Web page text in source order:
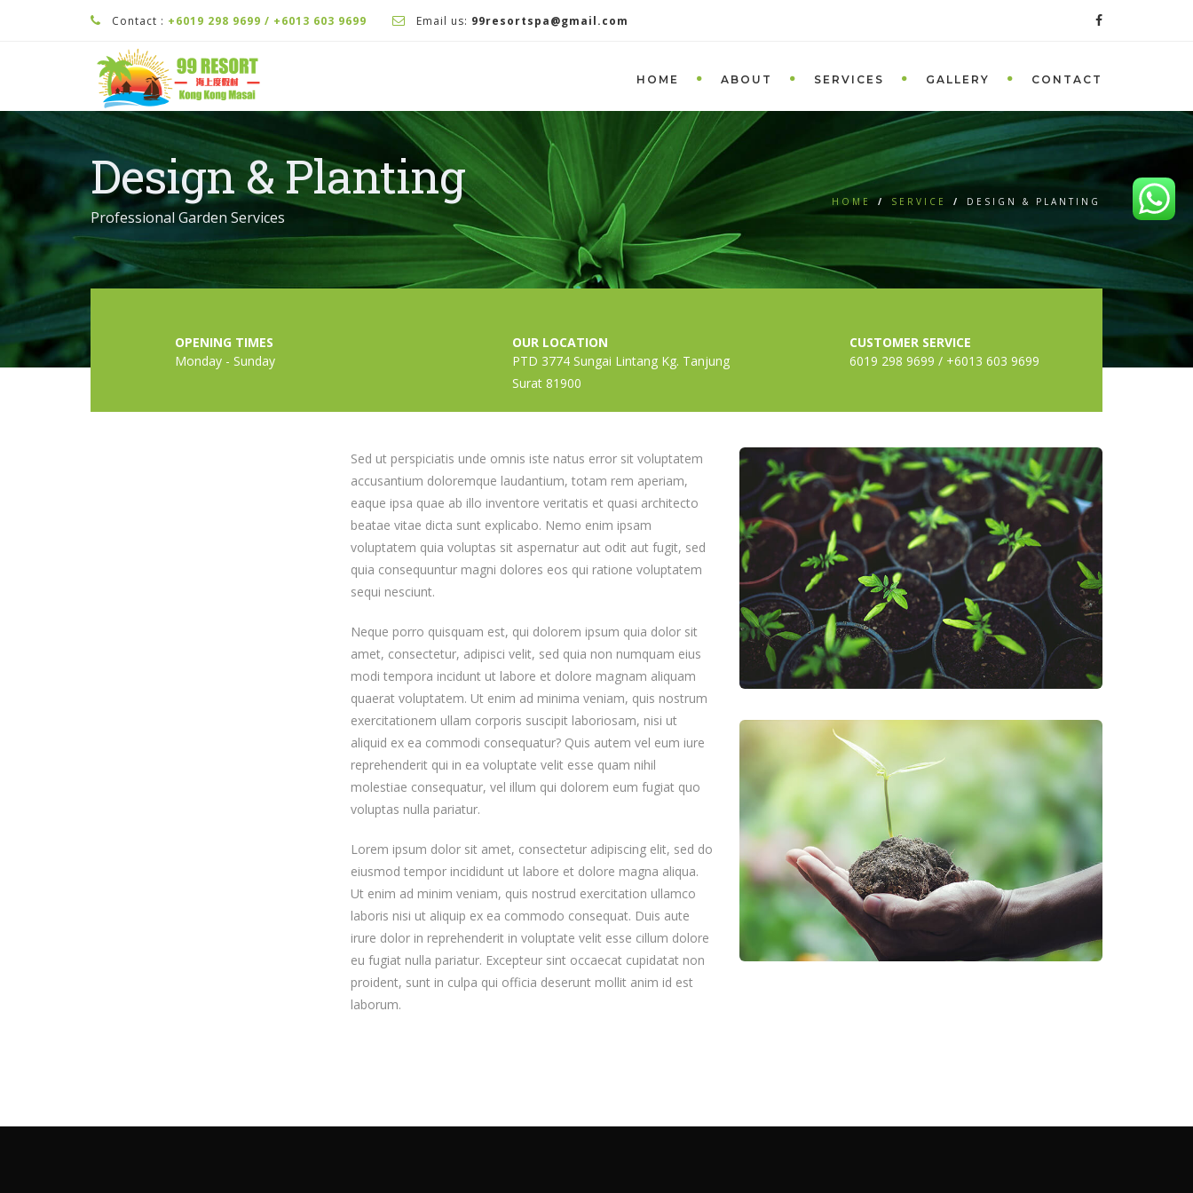
Contact : +6019 298 9699 / +6013 603 9699 Email us: 99resortspa@gmail.com
HOME ABOUT SERVICES GALLERY CONTACT
Design & Planting
Professional Garden Services
HOME / SERVICE / DESIGN & PLANTING
OPENING TIMES
Monday - Sunday
OUR LOCATION
PTD 3774 Sungai Lintang Kg. Tanjung
Surat 81900
CUSTOMER SERVICE
6019 298 9699 / +6013 603 9699
Sed ut perspiciatis unde omnis iste natus error sit voluptatem
accusantium doloremque laudantium, totam rem aperiam,
eaque ipsa quae ab illo inventore veritatis et quasi architecto
beatae vitae dicta sunt explicabo. Nemo enim ipsam
voluptatem quia voluptas sit aspernatur aut odit aut fugit, sed
quia consequuntur magni dolores eos qui ratione voluptatem
sequi nesciunt.
Neque porro quisquam est, qui dolorem ipsum quia dolor sit
amet, consectetur, adipisci velit, sed quia non numquam eius
modi tempora incidunt ut labore et dolore magnam aliquam
quaerat voluptatem. Ut enim ad minima veniam, quis nostrum
exercitationem ullam corporis suscipit laboriosam, nisi ut
aliquid ex ea commodi consequatur? Quis autem vel eum iure
reprehenderit qui in ea voluptate velit esse quam nihil
molestiae consequatur, vel illum qui dolorem eum fugiat quo
voluptas nulla pariatur.
Lorem ipsum dolor sit amet, consectetur adipiscing elit, sed do
eiusmod tempor incididunt ut labore et dolore magna aliqua.
Ut enim ad minim veniam, quis nostrud exercitation ullamco
laboris nisi ut aliquip ex ea commodo consequat. Duis aute
irure dolor in reprehenderit in voluptate velit esse cillum dolore
eu fugiat nulla pariatur. Excepteur sint occaecat cupidatat non
proident, sunt in culpa qui officia deserunt mollit anim id est
laborum.